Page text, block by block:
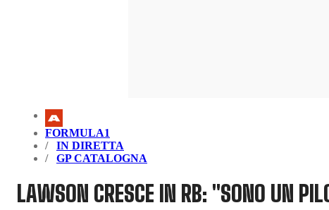
FORMULA1
IN DIRETTA
GP CATALOGNA
LAWSON CRESCE IN RB: "SONO UN